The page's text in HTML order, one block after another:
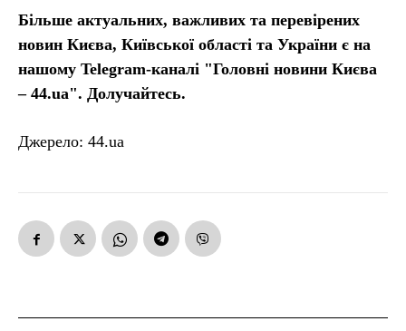
Більше актуальних, важливих та перевірених
новин Києва, Київської області та України є на
нашому Telegram-каналі "Головні новини Києва
– 44.ua". Долучайтесь.
Джерело: 44.ua